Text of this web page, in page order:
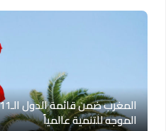
الموجه للتنمية عالمياً